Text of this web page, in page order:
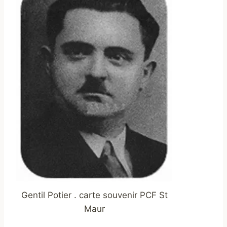
Gentil Potier . carte souvenir PCF St
Maur